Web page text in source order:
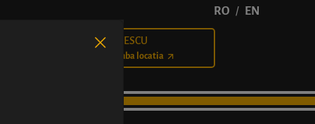
BĂLCESCU
Schimba locatia
RO / EN